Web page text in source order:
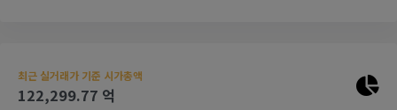
최근 실거래가 기준 시가총액
122,299.77 억